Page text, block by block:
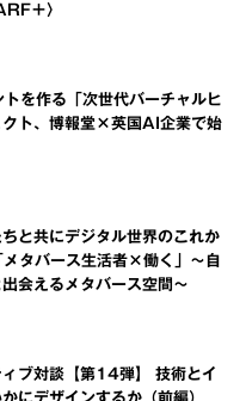
＋〉
を作る「次世代バーチャルヒ
クト、博報堂×英国AI企業で始
と共にデジタル世界のこれか
タバース生活者×働く」～自
会えるメタバース空間～
ブ対談【第14弾】 技術とイ
にデザインするか（前編）